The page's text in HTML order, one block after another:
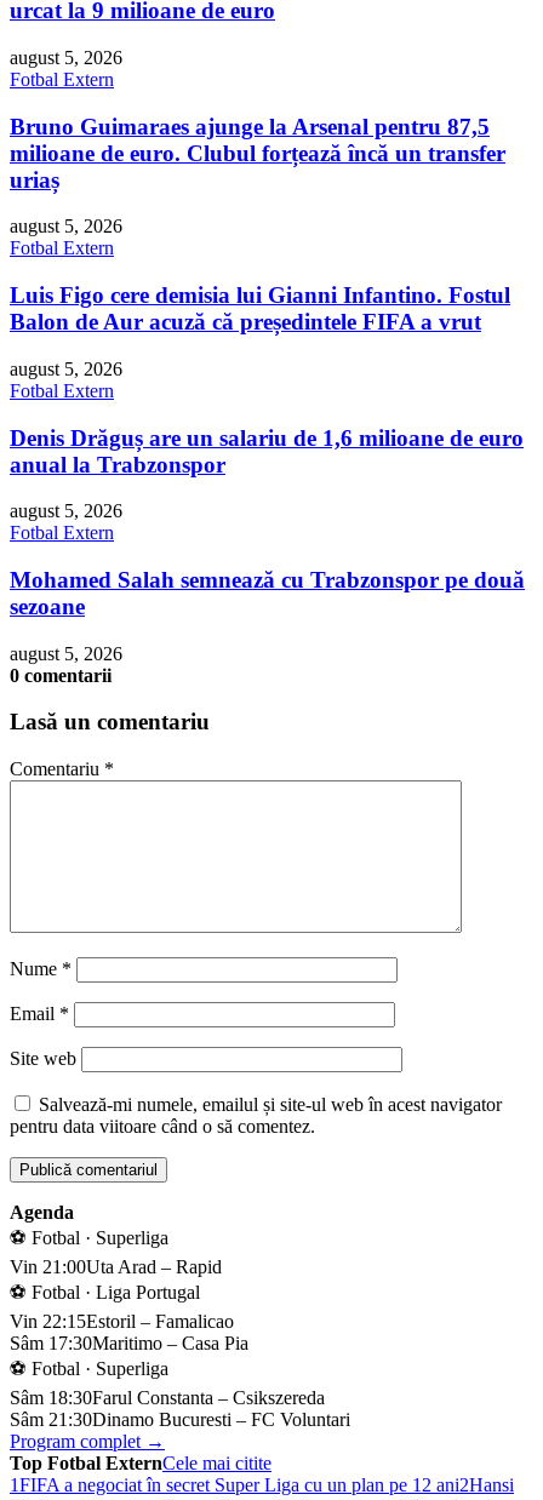
urcat la 9 milioane de euro
august 5, 2026
Fotbal Extern
Bruno Guimaraes ajunge la Arsenal pentru 87,5
milioane de euro. Clubul forțează încă un transfer
uriaș
august 5, 2026
Fotbal Extern
Luis Figo cere demisia lui Gianni Infantino. Fostul
Balon de Aur acuză că președintele FIFA a vrut
august 5, 2026
Fotbal Extern
Denis Drăguș are un salariu de 1,6 milioane de euro
anual la Trabzonspor
august 5, 2026
Fotbal Extern
Mohamed Salah semnează cu Trabzonspor pe două
sezoane
august 5, 2026
0 comentarii
Lasă un comentariu
Comentariu *
Nume *
Email *
Site web
Salvează-mi numele, emailul și site-ul web în acest navigator
pentru data viitoare când o să comentez.
Agenda
⚽ Fotbal · Superliga
Vin 21:00Uta Arad – Rapid
⚽ Fotbal · Liga Portugal
Vin 22:15Estoril – Famalicao
Sâm 17:30Maritimo – Casa Pia
⚽ Fotbal · Superliga
Sâm 18:30Farul Constanta – Csikszereda
Sâm 21:30Dinamo Bucuresti – FC Voluntari
Program complet →
Top Fotbal ExternCele mai citite
1FIFA a negociat în secret Super Liga cu un plan pe 12 ani2Hansi